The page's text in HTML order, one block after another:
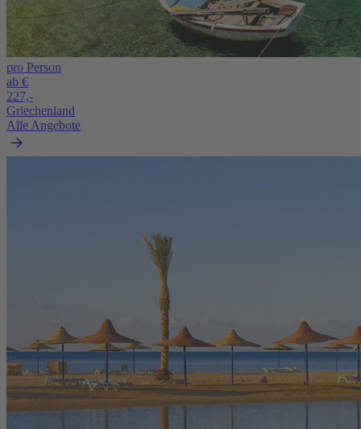
pro Person
ab €
227,-
Griechenland
Alle Angebote